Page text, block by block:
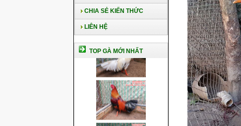
CHIA SẺ KIẾN THỨC
LIÊN HỆ
TOP GÀ MỚI NHẤT